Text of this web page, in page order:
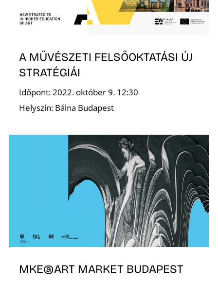
A MŰVÉSZETI FELSŐOKTATÁSI ÚJ
STRATÉGIÁI
Időpont: 2022. október 9. 12:30
Helyszín: Bálna Budapest
MKE@ART MARKET BUDAPEST